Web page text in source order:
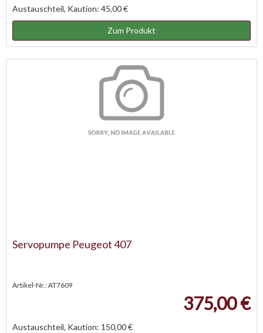
Austauschteil, Kaution: 45,00 €
Zum Produkt
Servopumpe Peugeot 407
Artikel-Nr.: AT7609
375,00 €
Austauschteil, Kaution: 150,00 €